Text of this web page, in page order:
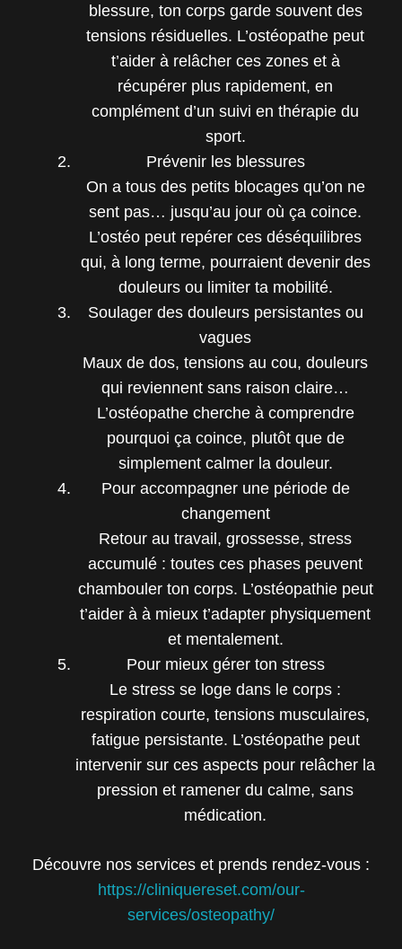
blessure, ton corps garde souvent des
tensions résiduelles. L’ostéopathe peut
t’aider à relâcher ces zones et à
récupérer plus rapidement, en
complément d’un suivi en thérapie du
sport.
Prévenir les blessures
On a tous des petits blocages qu’on ne
sent pas… jusqu’au jour où ça coince.
L’ostéo peut repérer ces déséquilibres
qui, à long terme, pourraient devenir des
douleurs ou limiter ta mobilité.
Soulager des douleurs persistantes ou
vagues
Maux de dos, tensions au cou, douleurs
qui reviennent sans raison claire…
L’ostéopathe cherche à comprendre
pourquoi ça coince, plutôt que de
simplement calmer la douleur.
Pour accompagner une période de
changement
Retour au travail, grossesse, stress
accumulé : toutes ces phases peuvent
chambouler ton corps. L’ostéopathie peut
t’aider à à mieux t’adapter physiquement
et mentalement.
Pour mieux gérer ton stress
Le stress se loge dans le corps :
respiration courte, tensions musculaires,
fatigue persistante. L’ostéopathe peut
intervenir sur ces aspects pour relâcher la
pression et ramener du calme, sans
médication.
Découvre nos services et prends rendez-vous :
https://cliniquereset.com/our-
services/osteopathy/